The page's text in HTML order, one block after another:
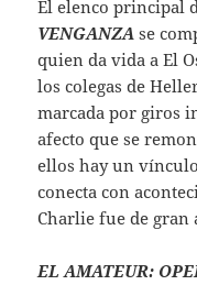
El elenco principal
VENGANZAse
quien da vida a El
los colegas de
marcada por giros
afecto que se
ellos hay un
conecta con
Charlie fue de gran
EL AMATEUR: